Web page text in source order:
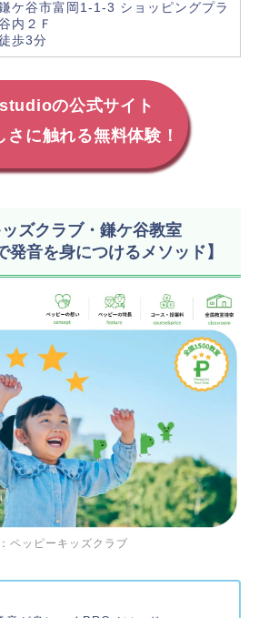
ケ谷市富岡1-1-3 ショッピングプラ
内２Ｆ
歩3分
の公式サイト
さに触れる無料体験！
ズクラブ・鎌ケ谷教室
発音を身につけるメソッド】
ペッピーキッズクラブ